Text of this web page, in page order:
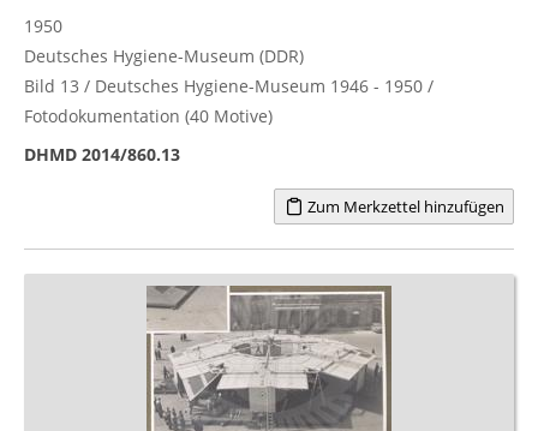
1950
Deutsches Hygiene-Museum (DDR)
Bild 13 / Deutsches Hygiene-Museum 1946 - 1950 /
Fotodokumentation (40 Motive)
DHMD 2014/860.13
Zum Merkzettel hinzufügen